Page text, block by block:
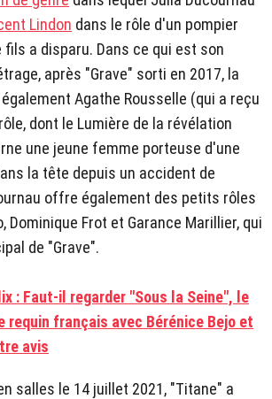
Lindon dans le rôle d'un pompier
fils a disparu. Dans ce qui est son
après "Grave" sorti en 2017, la
Agathe Rousselle (qui a reçu
dont le Lumière de la révélation
une jeune femme porteuse d'une
la tête depuis un accident de
offre également des petits rôles
Dominique Frot et Garance Marillier, qui
de "Grave".
: Faut-il regarder "Sous la Seine", le
requin français avec Bérénice Bejo et
avis
salles le 14 juillet 2021, "Titane" a